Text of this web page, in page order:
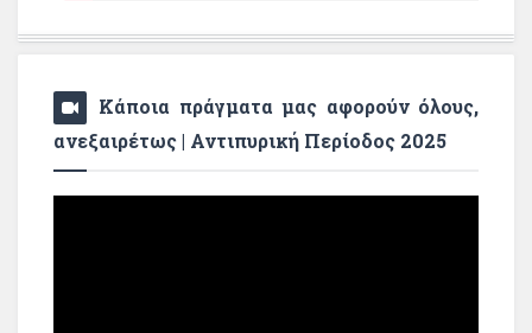
Κάποια πράγματα μας αφορούν όλους,
ανεξαιρέτως | Αντιπυρική Περίοδος 2025